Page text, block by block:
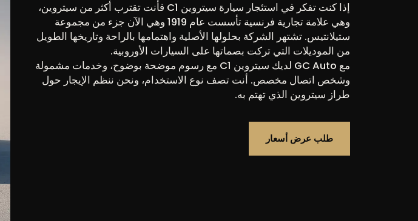
إذا كنت تفكر في استئجار سيارة سيتروين C1 فأنت تقترب أكثر من سيتروين،
وهي علامة تجارية فرنسية تأسست عام 1919 وهي الآن جزء من مجموعة
ستيلانتيس. تشتهر الشركة بحلولها الأصلية واهتمامها بالراحة وتاريخها الطويل
من الموديلات التي تركت بصماتها على السيارات الأوروبية.
مع GC Auto لديك سيتروين C1 مع رسوم موضحة بوضوح، وخدمات مشمولة
وشخص اتصال مخصص. أنت تصف نوع الاستخدام، ونحن ننظم الإيجار حول
طراز سيتروين الذي تهتم به.
طلب عرض أسعار